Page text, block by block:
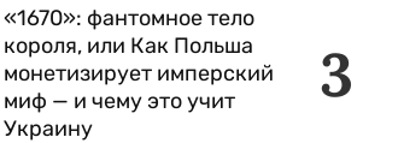
3
«1670»: фантомное тело
короля, или Как Польша
монетизирует имперский
миф — и чему это учит
Украину